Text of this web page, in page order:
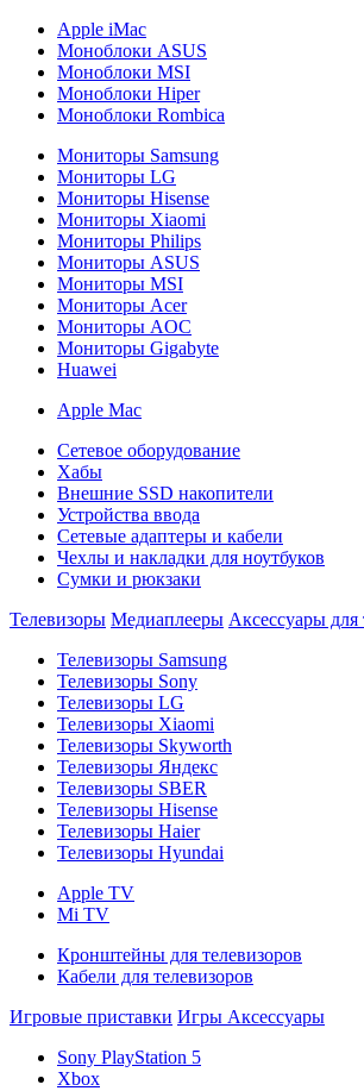
Apple iMac
Моноблоки ASUS
Моноблоки MSI
Моноблоки Hiper
Моноблоки Rombica
Мониторы Samsung
Мониторы LG
Мониторы Hisense
Мониторы Xiaomi
Мониторы Philips
Мониторы ASUS
Мониторы MSI
Мониторы Acer
Мониторы AOC
Мониторы Gigabyte
Huawei
Apple Mac
Сетевое оборудование
Хабы
Внешние SSD накопители
Устройства ввода
Сетевые адаптеры и кабели
Чехлы и накладки для ноутбуков
Сумки и рюкзаки
Телевизоры Медиаплееры Аксессуары для
Телевизоры Samsung
Телевизоры Sony
Телевизоры LG
Телевизоры Xiaomi
Телевизоры Skyworth
Телевизоры Яндекс
Телевизоры SBER
Телевизоры Hisense
Телевизоры Haier
Телевизоры Hyundai
Apple TV
Mi TV
Кронштейны для телевизоров
Кабели для телевизоров
Игровые приставки Игры Аксессуары
Sony PlayStation 5
Xbox